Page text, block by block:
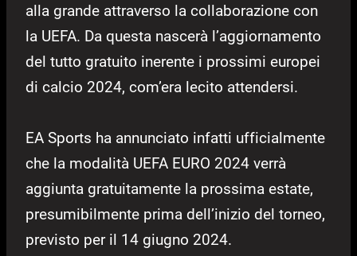
alla grande attraverso la collaborazione con
la UEFA. Da questa nascerà l’aggiornamento
del tutto gratuito inerente i prossimi europei
di calcio 2024, com’era lecito attendersi.
EA Sports ha annunciato infatti ufficialmente
che la modalità UEFA EURO 2024 verrà
aggiunta gratuitamente la prossima estate,
presumibilmente prima dell’inizio del torneo,
previsto per il 14 giugno 2024.